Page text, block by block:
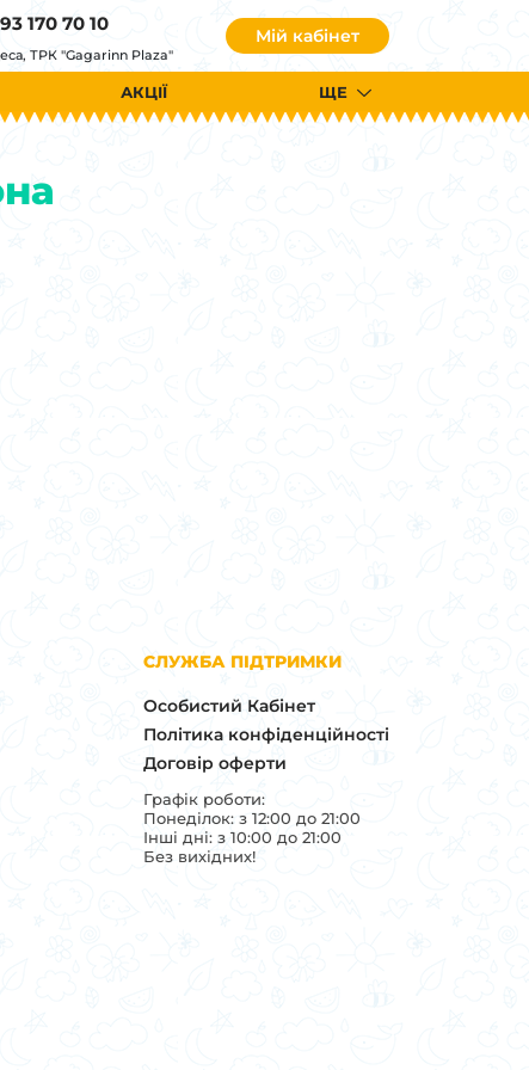
170 70 10
ТРК "Gagarinn Plaza"
Мій кабінет
АКЦІЇ ЩЕ
СЛУЖБА ПІДТРИМКИ
Особистий Кабінет
Політика конфіденційності
Договір оферти
Графік роботи:
Понеділок: з 12:00 до 21:00
Інші дні: з 10:00 до 21:00
Без вихідних!